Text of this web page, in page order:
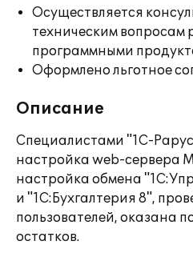
Осуществляется
техническим вопросам
программными
Оформлено льготное
Описание
Специалистами "1С-
настройка web-сервера
настройка обмена
и "1С:Бухгалтерия 8",
пользователей, оказана
остатков.